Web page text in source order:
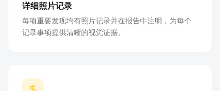
详细照片记录
每项重要发现均有照片记录并在报告中注明，为每个
记录事项提供清晰的视觉证据。